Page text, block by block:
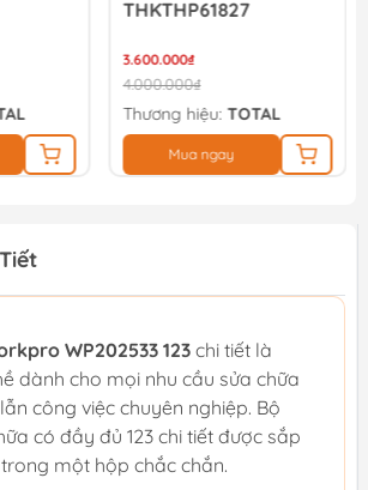
THKTHP61827
3.600.000₫
4.000.000₫
Thương hiệu:TOTAL
Mua ngay
WP202533 123 chi tiết là
dành cho mọi nhu cầu sửa chữa
công việc chuyên nghiệp. Bộ
có đầy đủ 123 chi tiết được sắp
một hộp chắc chắn.